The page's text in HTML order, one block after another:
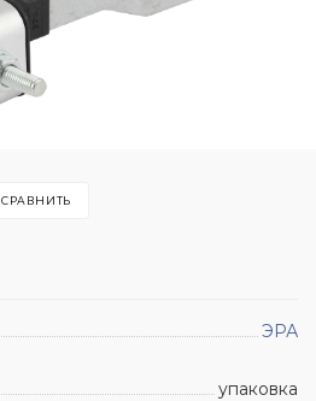
СРАВНИТЬ
ЭРА
упаковка